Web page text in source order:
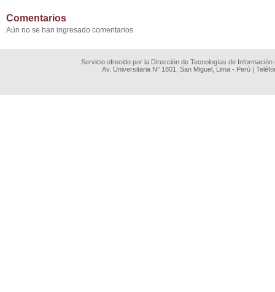
Comentarios
Aún no se han ingresado comentarios
Servicio ofrecido por la Dirección de Tecnologías de
Av. Universitaria N° 1801, San Miguel, Lima - Perú |